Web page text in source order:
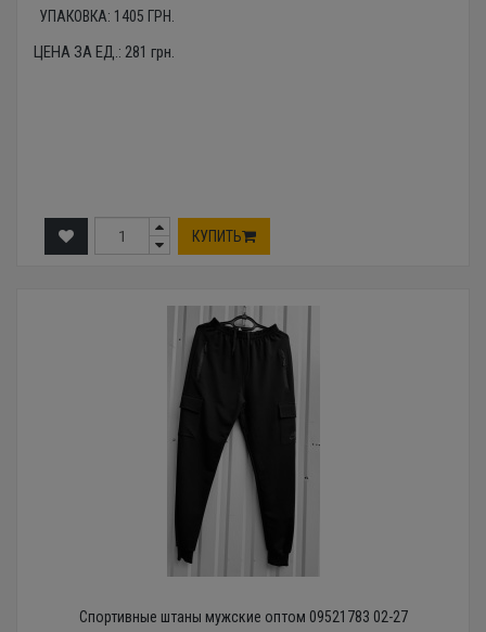
УПАКОВКА: 1405 ГРН.
ЦЕНА ЗА ЕД.: 281 грн.
КУПИТЬ
Спортивные штаны мужские оптом 09521783 02-27